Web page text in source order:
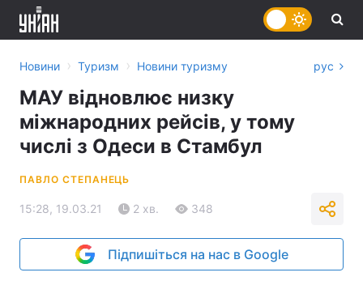
Новини › Туризм › Новини туризму рус
МАУ відновлює низку
міжнародних рейсів, у тому
числі з Одеси в Стамбул
ПАВЛО СТЕПАНЕЦЬ
15:28, 19.03.21 2 хв. 348
Підпишіться на нас в Google